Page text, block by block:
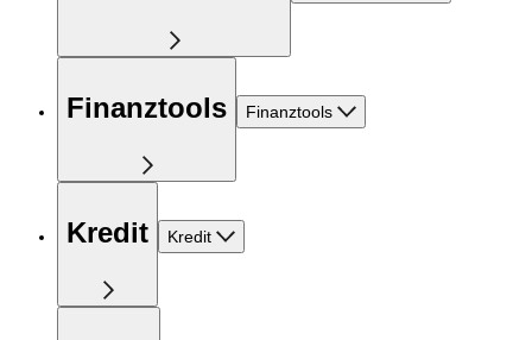
Finanztools Finanztools
Kredit Kredit